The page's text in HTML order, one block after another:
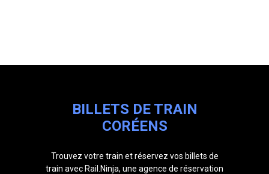
BILLETS DE TRAIN
CORÉENS
Trouvez votre train et réservez vos billets de
train avec Rail.Ninja, une agence de réservation